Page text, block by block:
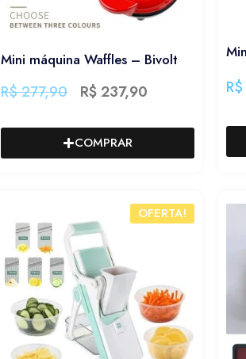
Mini máquina Waffles – Bivolt
R$277,90 R$237,90
COMPRAR
R$
OFERTA!